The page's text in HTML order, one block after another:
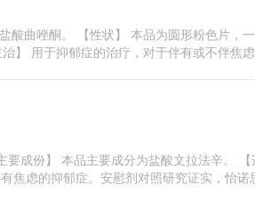
酸曲唑酮。 【性状】 本品为圆形粉色片，
】 用于抑郁症的治疗，对于伴有或不伴焦虑
要成份】 本品主要成分为盐酸文拉法辛。 【
焦虑的抑郁症。安慰剂对照研究证实，怡诺